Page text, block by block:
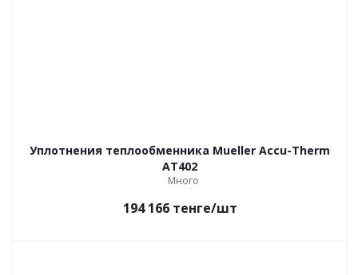
Уплотнения теплообменника Mueller Accu-Therm
AT402
Много
194 166тенге/шт